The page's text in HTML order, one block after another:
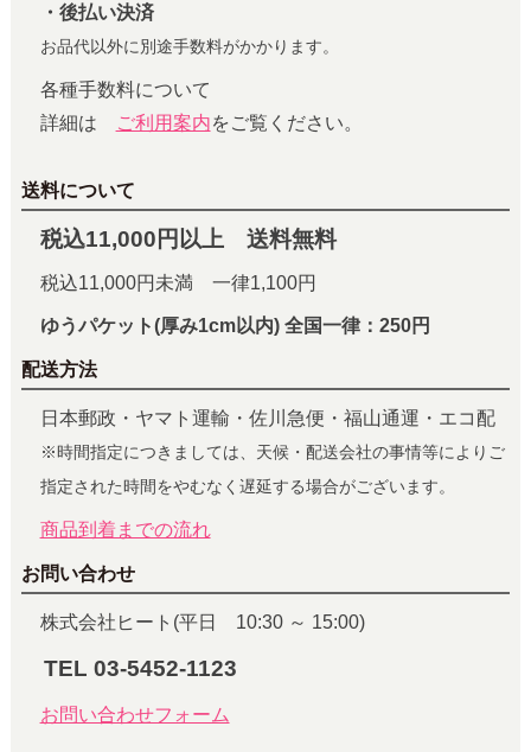
・後払い決済
お品代以外に別途手数料がかかります。
各種手数料について
詳細は
ご利用案内をご覧ください。
送料について
税込11,000円以上 送料無料
税込11,000円未満 一律1,100円
ゆうパケット(厚み1cm以内) 全国一律：250円
配送方法
日本郵政・ヤマト運輸・佐川急便・福山通運・エコ配
※時間指定につきましては、天候・配送会社の事情等によりご
指定された時間をやむなく遅延する場合がございます。
商品到着までの流れ
お問い合わせ
株式会社ヒート(平日 10:30 ～ 15:00)
TEL 03-5452-1123
お問い合わせフォーム